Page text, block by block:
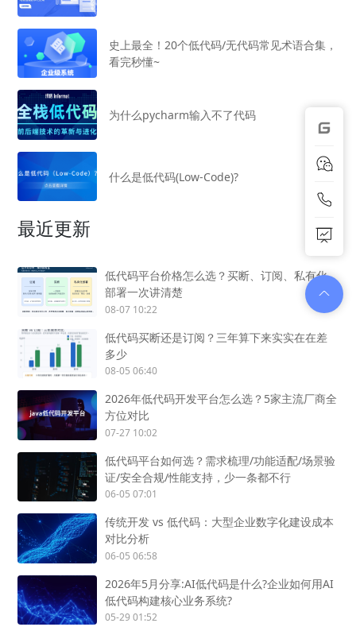
史上最全！20个低代码/无代码常见术语合集，
看完秒懂~
为什么pycharm输入不了代码
什么是低代码(Low-Code)?
最近更新
低代码平台价格怎么选？买断、订阅、私有化
部署一次讲清楚
08-07 10:22
低代码买断还是订阅？三年算下来实实在在差
多少
08-05 06:40
2026年低代码开发平台怎么选？5家主流厂商全
方位对比
07-27 10:02
低代码平台如何选？需求梳理/功能适配/场景验
证/安全合规/性能支持，少一条都不行
06-05 07:01
传统开发 vs 低代码：大型企业数字化建设成本
对比分析
06-05 06:58
2026年5月分享:AI低代码是什么?企业如何用AI
低代码构建核心业务系统?
05-29 01:52